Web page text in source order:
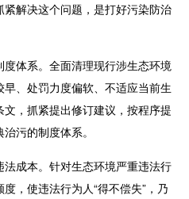
解决这个问题，是打好污染防治
体系。全面清理现行涉生态环境
、处罚力度偏软、不适应当前生
，抓紧提出修订建议，按程序提
污的制度体系。
成本。针对生态环境严重违法行
，使违法行为人“得不偿失”，乃